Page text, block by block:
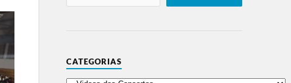
CATEGORIAS